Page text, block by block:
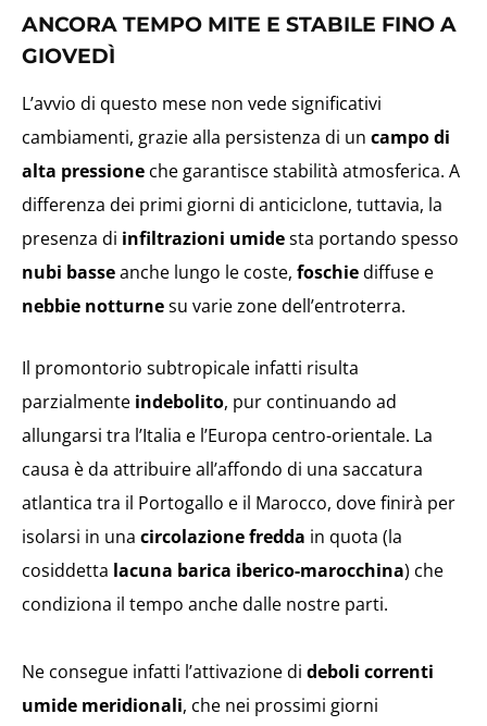
ANCORA TEMPO MITE E STABILE FINO A
GIOVEDÌ
L’avvio di questo mese non vede significativi
cambiamenti, grazie alla persistenza di un campo di
alta pressione che garantisce stabilità atmosferica. A
differenza dei primi giorni di anticiclone, tuttavia, la
presenza di infiltrazioni umidesta portando spesso
nubi basseanche lungo le coste, foschiediffuse e
nebbie notturnesu varie zone dell’entroterra.
Il promontorio subtropicale infatti risulta
parzialmente indebolito, pur continuando ad
allungarsi tra l’Italia e l’Europa centro-orientale. La
causa è da attribuire all’affondo di una saccatura
atlantica tra il Portogallo e il Marocco, dove finirà per
isolarsi in una circolazione fredda in quota (la
cosiddetta lacuna barica iberico-marocchina) che
condiziona il tempo anche dalle nostre parti.
Ne consegue infatti l’attivazione di deboli correnti
umide meridionali, che nei prossimi giorni